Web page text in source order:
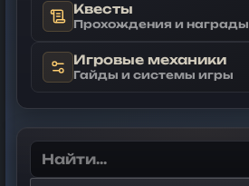
Квесты
Прохождения и награды
Игровые механики
Гайды и системы игры